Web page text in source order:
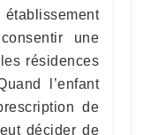
établissement
une
résidences
l’enfant
de
décider de